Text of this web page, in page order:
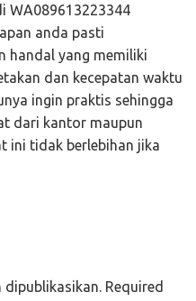
WA089613223344
anda pasti
handal yang memiliki
dan kecepatan waktu
ingin praktis sehingga
dari kantor maupun
ini tidak berlebihan jika
Required